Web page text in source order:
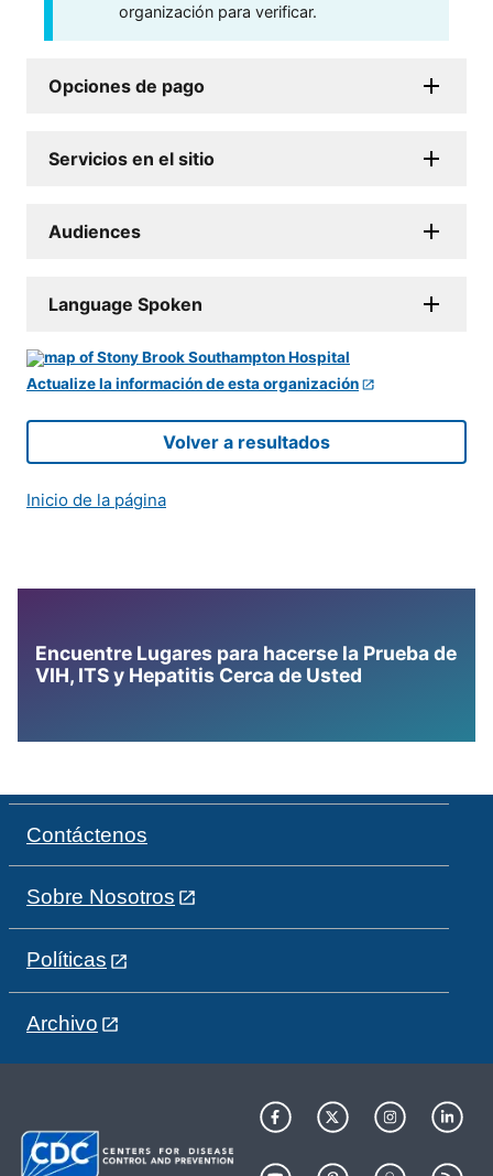
organización para verificar.
Opciones de pago
Servicios en el sitio
Audiences
Language Spoken
Actualize la información de esta organización
Volver a resultados
Inicio de la página
Encuentre Lugares para hacerse la Prueba de
VIH, ITS y Hepatitis Cerca de Usted
Contáctenos
Sobre Nosotros
Políticas
Archivo